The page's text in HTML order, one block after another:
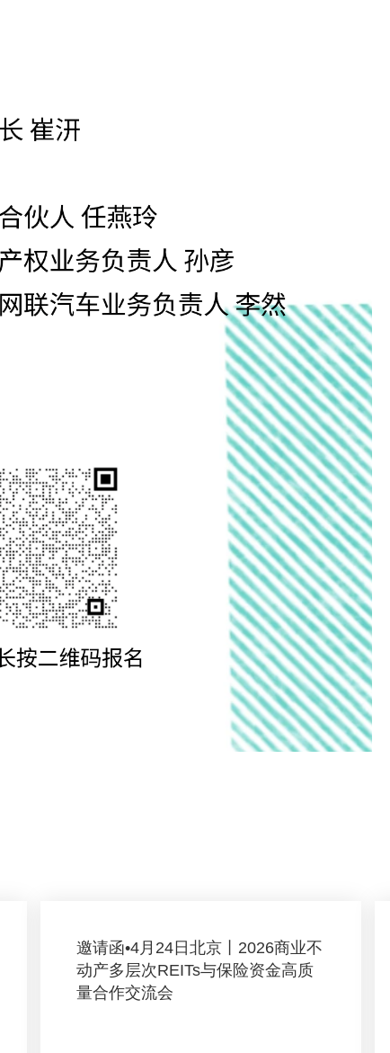
邀请函•4月24日北京丨2026商业不
动产多层次REITs与保险资金高质
量合作交流会